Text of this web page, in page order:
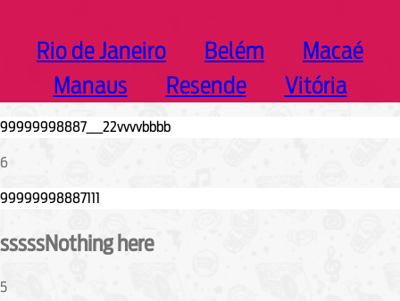
Rio de Janeiro Belém
Macaé
Manaus
Resende Vitória
6
sssssNothing here
5